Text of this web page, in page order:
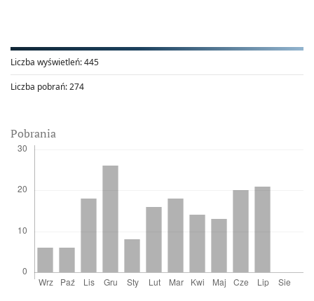
Liczba wyświetleń:445
Liczba pobrań:274
Pobrania